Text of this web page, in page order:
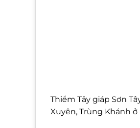
Thiểm Tây giáp Sơn
Xuyên, Trùng Khánh